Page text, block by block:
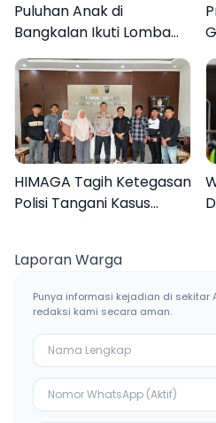
Puluhan Anak di
Bangkalan Ikuti Lomba
Mewarnai Bertema
Liburan Keluarga
HIMAGA Tagih Ketegasan
Polisi Tangani Kasus
Laporan Warga
Punya informasi kejadian di sekitar
redaksi kami secara aman.